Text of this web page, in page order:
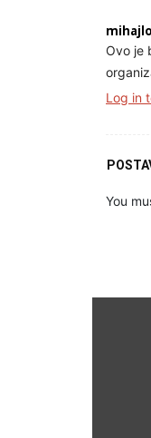
mihajlo
Ovo je
Log in
You